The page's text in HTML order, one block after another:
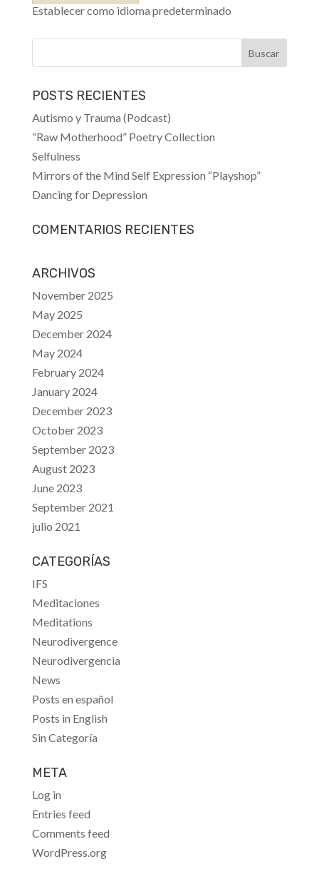
Establecer como idioma predeterminado
POSTS RECIENTES
Autismo y Trauma (Podcast)
“Raw Motherhood” Poetry Collection
Selfulness
Mirrors of the Mind Self Expression “Playshop”
Dancing for Depression
COMENTARIOS RECIENTES
ARCHIVOS
November 2025
May 2025
December 2024
May 2024
February 2024
January 2024
December 2023
October 2023
September 2023
August 2023
June 2023
September 2021
julio 2021
CATEGORÍAS
IFS
Meditaciones
Meditations
Neurodivergence
Neurodivergencia
News
Posts en español
Posts in English
Sin Categoría
META
Log in
Entries feed
Comments feed
WordPress.org